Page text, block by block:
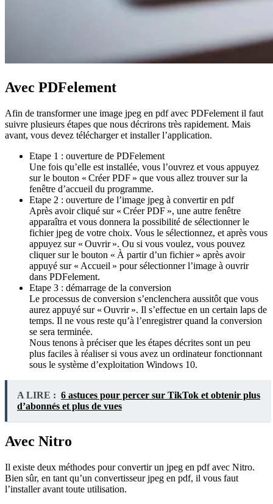
Avec PDFelement
Afin de transformer une image jpeg en pdf avec PDFelement il faut
suivre plusieurs étapes que nous décrirons très rapidement. Mais
avant, vous devez télécharger et installer l’application.
Etape 1 : ouverture de PDFelement
Une fois qu’elle est installée, vous l’ouvrez et vous appuyez
sur le bouton « Créer PDF » que vous allez trouver sur la
fenêtre d’accueil du programme.
Etape 2 : ouverture de l’image jpeg à convertir en pdf
Après avoir cliqué sur « Créer PDF », une autre fenêtre
apparaîtra et vous donnera la possibilité de sélectionner le
fichier jpeg de votre choix. Vous le sélectionnez, et après vous
appuyez sur « Ouvrir ». Ou si vous voulez, vous pouvez
cliquer sur le bouton « À partir d’un fichier » après avoir
appuyé sur « Accueil » pour sélectionner l’image à ouvrir
dans PDFelement.
Etape 3 : démarrage de la conversion
Le processus de conversion s’enclenchera aussitôt que vous
aurez appuyé sur « Ouvrir ». Il s’effectue en un certain laps de
temps. Il ne vous reste qu’à l’enregistrer quand la conversion
se sera terminée.
Nous tenons à préciser que les étapes décrites sont un peu
plus faciles à réaliser si vous avez un ordinateur fonctionnant
sous le système d’exploitation Windows 10.
A LIRE : 6 astuces pour percer sur TikTok et obtenir plus
d’abonnés et plus de vues
Avec Nitro
Il existe deux méthodes pour convertir un jpeg en pdf avec Nitro.
Bien sûr, en tant qu’un convertisseur jpeg en pdf, il vous faut
l’installer avant toute utilisation.